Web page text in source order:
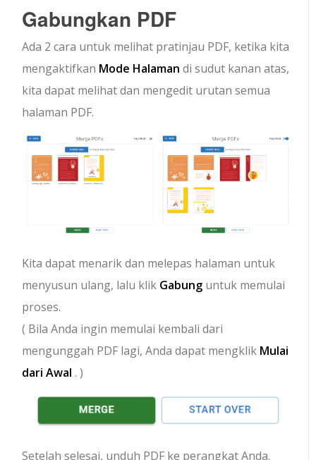
Gabungkan PDF
Ada 2 cara untuk melihat pratinjau PDF, ketika kita
mengaktifkan Mode Halaman di sudut kanan atas,
kita dapat melihat dan mengedit urutan semua
halaman PDF.
Kita dapat menarik dan melepas halaman untuk
menyusun ulang, lalu klik Gabung untuk memulai
proses.
( Bila Anda ingin memulai kembali dari
mengunggah PDF lagi, Anda dapat mengklik Mulai
dari Awal . )
Setelah selesai, unduh PDF ke perangkat Anda.